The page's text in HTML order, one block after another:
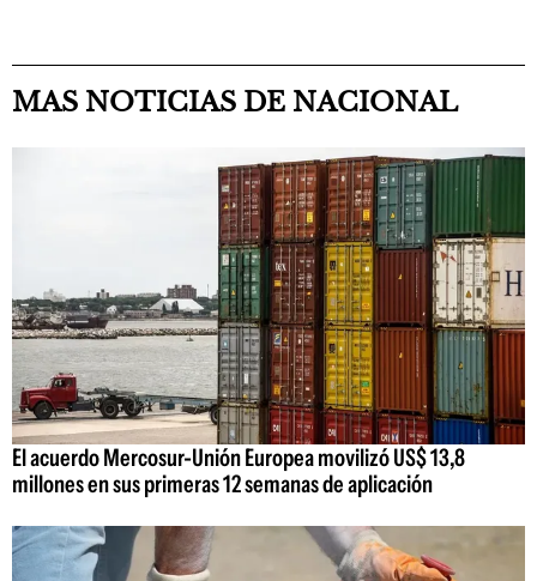
MAS NOTICIAS DE NACIONAL
El acuerdo Mercosur-Unión Europea movilizó US$ 13,8
millones en sus primeras 12 semanas de aplicación